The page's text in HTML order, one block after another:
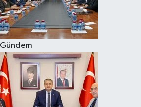
Gündem